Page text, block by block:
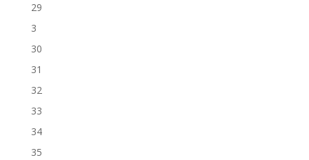
29
3
30
31
32
33
34
35